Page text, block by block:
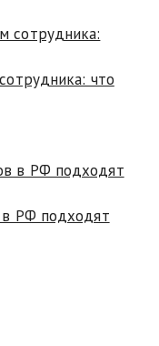
что
в РФ подходят